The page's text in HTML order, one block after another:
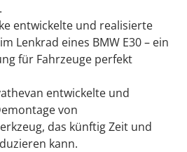
entwickelte und realisierte
Lenkrad eines BMW E30 – ein
für Fahrzeuge perfekt
entwickelte und
von
das künftig Zeit und
kann.